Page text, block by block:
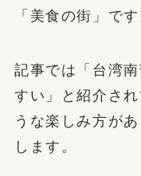
「美食の街」です
記事では「台湾
すい」と紹介さ
うな楽しみ方が
します。